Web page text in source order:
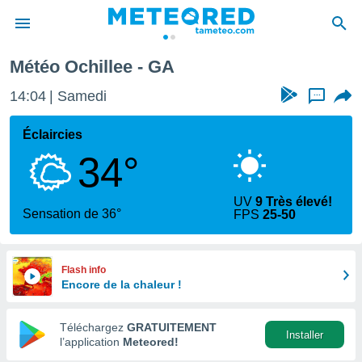
de
en
Météo Ochillee - GA
14:04 Samedi ...
Éclaircies
34°
Sensation de 36°
UV9 Très élevé!
FPS25-50
Flash info
Encore de la chaleur !
Téléchargez GRATUITEMENT
l’application Meteored!
Installer